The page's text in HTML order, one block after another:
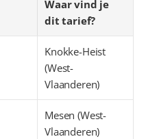
Waar vind je
dit tarief?
Knokke-Heist
(West-
Vlaanderen)
Mesen (West-
Vlaanderen)